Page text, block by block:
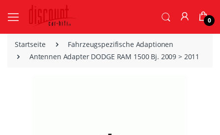
0
Startseite
Fahrzeugspezifische Adaptionen
Antennen Adapter DODGE RAM 1500 Bj. 2009 > 2011